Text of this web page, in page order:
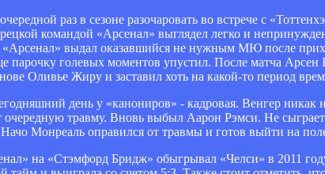
раз в сезоне разочаровать во встрече с
командой «Арсенал» выглядел легко и
выдал оказавшийся не нужным МЮ после
парочку голевых моментов упустил. После матча Арсен
Оливье Жиру и заставил хоть на какой-то период
день у «канониров» - кадровая. Венгер
очередную травму. Вновь выбыл Аарон Рэмси. Не
Монреаль оправился от травмы и готов выйти на
на «Стэмфорд Бридж» обыгрывал «Челси» в 2011